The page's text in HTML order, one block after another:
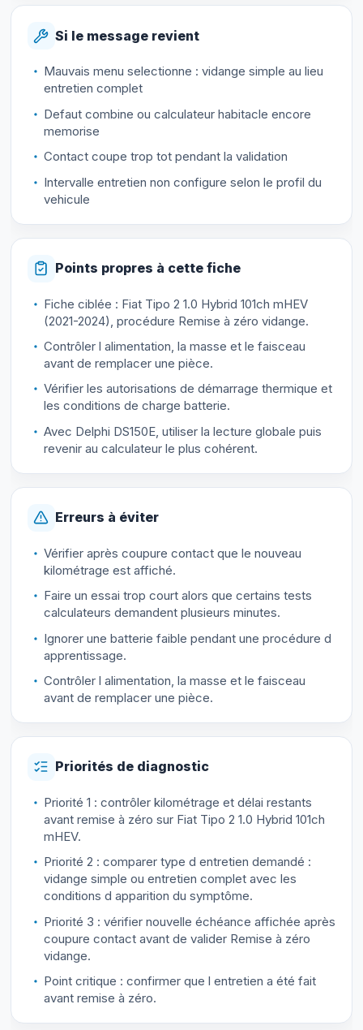
Si le message revient
Mauvais menu selectionne : vidange simple au lieu
entretien complet
Defaut combine ou calculateur habitacle encore
memorise
Contact coupe trop tot pendant la validation
Intervalle entretien non configure selon le profil du
vehicule
Points propres à cette fiche
Fiche ciblée : Fiat Tipo 2 1.0 Hybrid 101ch mHEV
(2021-2024), procédure Remise à zéro vidange.
Contrôler l alimentation, la masse et le faisceau
avant de remplacer une pièce.
Vérifier les autorisations de démarrage thermique et
les conditions de charge batterie.
Avec Delphi DS150E, utiliser la lecture globale puis
revenir au calculateur le plus cohérent.
Erreurs à éviter
Vérifier après coupure contact que le nouveau
kilométrage est affiché.
Faire un essai trop court alors que certains tests
calculateurs demandent plusieurs minutes.
Ignorer une batterie faible pendant une procédure d
apprentissage.
Contrôler l alimentation, la masse et le faisceau
avant de remplacer une pièce.
Priorités de diagnostic
Priorité 1 : contrôler kilométrage et délai restants
avant remise à zéro sur Fiat Tipo 2 1.0 Hybrid 101ch
mHEV.
Priorité 2 : comparer type d entretien demandé :
vidange simple ou entretien complet avec les
conditions d apparition du symptôme.
Priorité 3 : vérifier nouvelle échéance affichée après
coupure contact avant de valider Remise à zéro
vidange.
Point critique : confirmer que l entretien a été fait
avant remise à zéro.